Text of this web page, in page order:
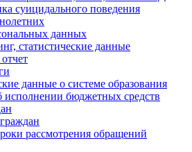
суицидального поведения
данных
статистические данные
данные о системе образования
исполнении бюджетных средств
рассмотрения обращений